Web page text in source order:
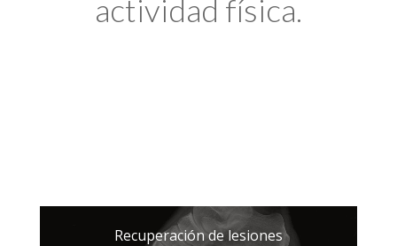
actividad física.
Recuperación de lesiones